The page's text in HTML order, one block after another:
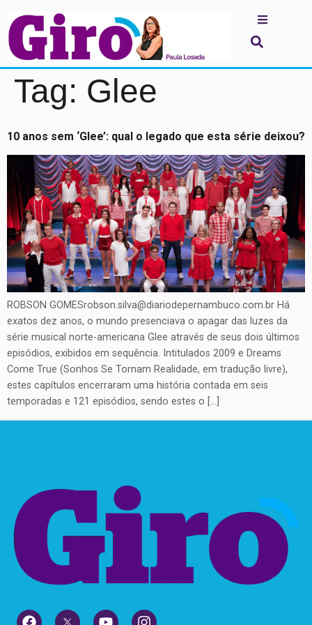
Tag: Glee
10 anos sem ‘Glee’: qual o legado que esta série deixou?
ROBSON GOMESrobson.silva@diariodepernambuco.com.br Há
exatos dez anos, o mundo presenciava o apagar das luzes da
série musical norte-americana Glee através de seus dois últimos
episódios, exibidos em sequência. Intitulados 2009 e Dreams
Come True (Sonhos Se Tornam Realidade, em tradução livre),
estes capítulos encerraram uma história contada em seis
temporadas e 121 episódios, sendo estes o […]